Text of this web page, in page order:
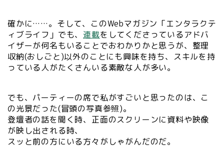
確かに……。そして、このWebマガジン「エンタラクテ
ィブライフ」でも、 連載をしてくださっているアドバ
イザーが何名もいることでおわかりかと思うが、整理
収納(おしごと)以外のことにも興味を持ち、スキルを持
っている人がたくさんいる素敵な人が多い。
でも、パーティーの席で私がすごいと思ったのは、こ
の光景だった(冒頭の写真参照)。
登壇者の話を聞く時、正面のスクリーンに資料や映像
が映し出される時、
スッと前の方にいる方々がしゃがんだのだ。